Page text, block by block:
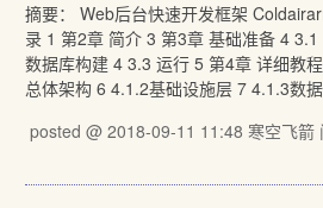
摘要： Web后台快速开发框架
录 1 第2章 简介 3 第3章 基础准备 4
数据库构建 4 3.3 运行 5 第4章 详细教
总体架构 6 4.1.2基础设施层 7 4.1.3数据
posted @ 2018-09-11 11:48 寒空飞箭